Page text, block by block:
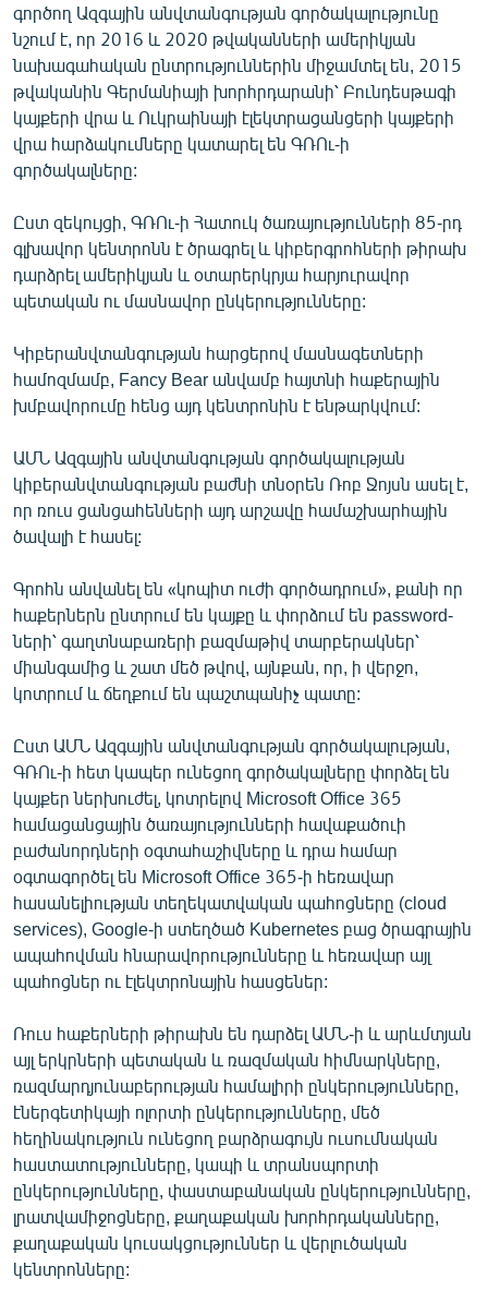
«Ազատության» բոլոր կայքերը
գործող Ազգային անվտանգության գործակալությունը
նշում է, որ 2016 և 2020 թվականների ամերիկյան
նախագահական ընտրություններին միջամտել են, 2015
թվականին Գերմանիայի խորհրդարանի՝ Բունդեսթագի
կայքերի վրա և Ուկրաինայի էլեկտրացանցերի կայքերի
վրա հարձակումները կատարել են ԳՌՈւ-ի
գործակալները:
Ըստ զեկույցի, ԳՌՈւ-ի Հատուկ ծառայությունների 85-րդ
գլխավոր կենտրոնն է ծրագրել և կիբերգրոհների թիրախ
դարձրել ամերիկյան և օտարերկրյա հարյուրավոր
պետական ու մասնավոր ընկերությունները:
Կիբերանվտանգության հարցերով մասնագետների
համոզմամբ, Fancy Bear անվամբ հայտնի հաքերային
խմբավորումը հենց այդ կենտրոնին է ենթարկվում:
ԱՄՆ Ազգային անվտանգության գործակալության
կիբերանվտանգության բաժնի տնօրեն Ռոբ Ջոյսն ասել է,
որ ռուս ցանցահենների այդ արշավը համաշխարհային
ծավալի է հասել:
Գրոհն անվանել են «կոպիտ ուժի գործադրում», քանի որ
հաքերներն ընտրում են կայքը և փորձում են password-
ների՝ գաղտնաբառերի բազմաթիվ տարբերակներ՝
միանգամից և շատ մեծ թվով, այնքան, որ, ի վերջո,
կոտրում և ճեղքում են պաշտպանիչ պատը:
Ըստ ԱՄՆ Ազգային անվտանգության գործակալության,
ԳՌՈւ-ի հետ կապեր ունեցող գործակալները փորձել են
կայքեր ներխուժել, կոտրելով Microsoft Office 365
համացանցային ծառայությունների հավաքածուի
բաժանորդների օգտահաշիվները և դրա համար
օգտագործել են Microsoft Office 365-ի հեռավար
հասանելիության տեղեկատվական պահոցները (cloud
services), Google-ի ստեղծած Kubernetes բաց ծրագրային
ապահովման հնարավորությունները և հեռավար այլ
պահոցներ ու էլեկտրոնային հասցեներ:
Ռուս հաքերների թիրախն են դարձել ԱՄՆ-ի և արևմտյան
այլ երկրների պետական և ռազմական հիմնարկները,
ռազմարդյունաբերության համալիրի ընկերությունները,
էներգետիկայի ոլորտի ընկերությունները, մեծ
հեղինակություն ունեցող բարձրագույն ուսումնական
հաստատությունները, կապի և տրանսպորտի
ընկերությունները, փաստաբանական ընկերությունները,
լրատվամիջոցները, քաղաքական խորհրդականները,
քաղաքական կուսակցություններ և վերլուծական
կենտրոնները: